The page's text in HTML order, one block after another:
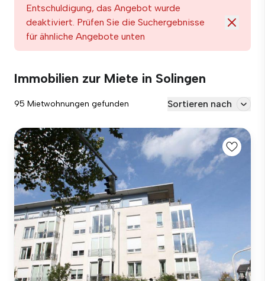
Entschuldigung, das Angebot wurde
deaktiviert. Prüfen Sie die Suchergebnisse
für ähnliche Angebote unten
Immobilien zur Miete in Solingen
95 Mietwohnungen gefunden Sortieren nach